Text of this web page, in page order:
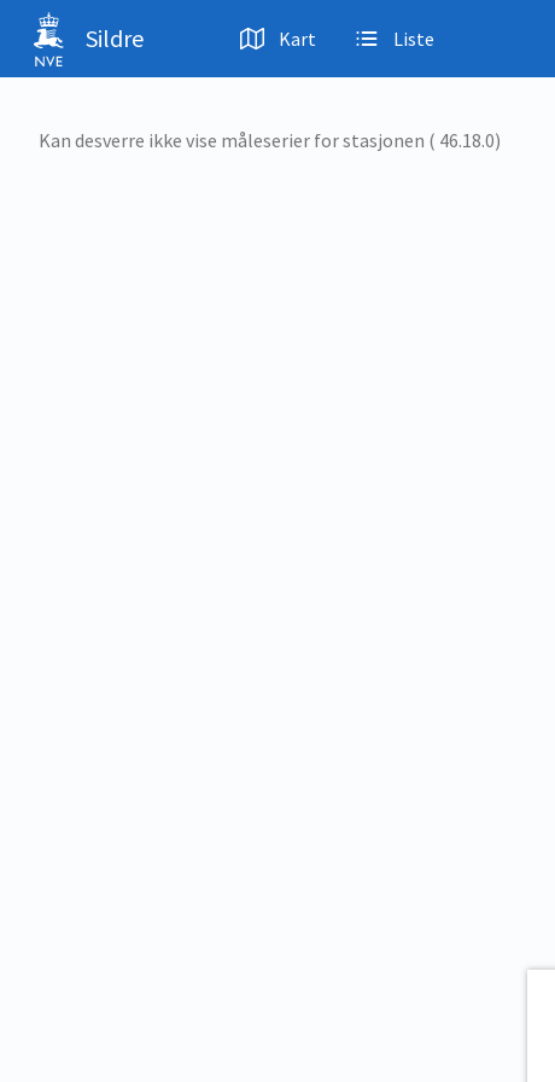
Hopp til hovedinnhold
Sildre Kart Liste
Kan desverre ikke vise måleserier for stasjonen ( 46.18.0)